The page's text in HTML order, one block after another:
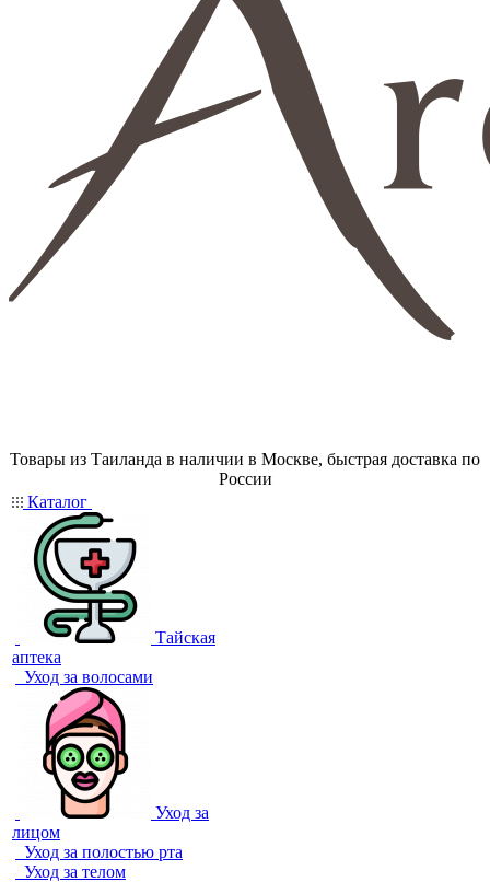
Товары из Таиланда в наличии в Москве, быстрая доставка по
России
Каталог
Тайская
аптека
Уход за волосами
Уход за
лицом
Уход за полостью рта
Уход за телом